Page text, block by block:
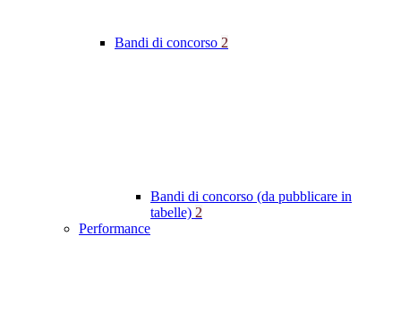
Bandi di concorso 2
Bandi di concorso (da pubblicare in
tabelle) 2
Performance